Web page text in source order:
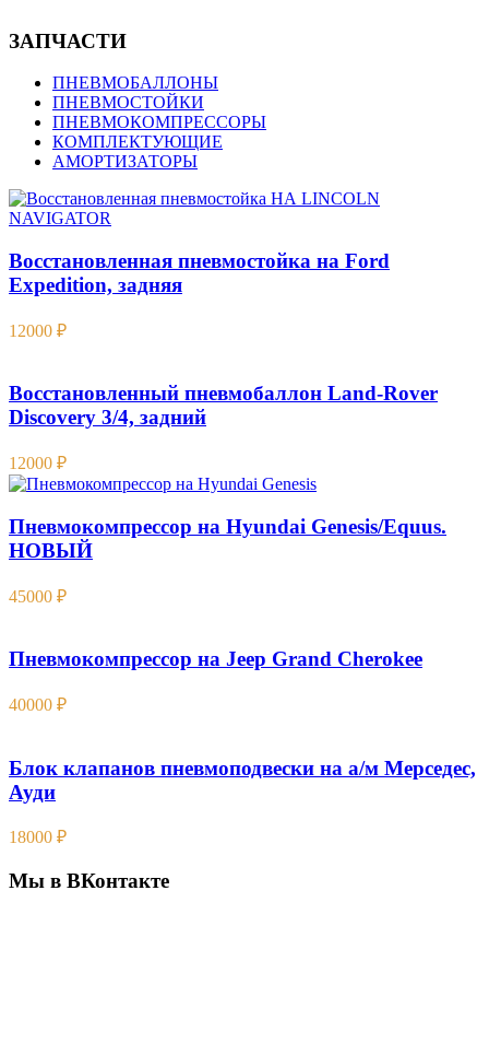
ЗАПЧАСТИ
ПНЕВМОБАЛЛОНЫ
ПНЕВМОСТОЙКИ
ПНЕВМОКОМПРЕССОРЫ
КОМПЛЕКТУЮЩИЕ
АМОРТИЗАТОРЫ
Восстановленная пневмостойка на Ford
Expedition , задняя
12000 ₽
Восстановленный пневмобаллон Land-Rover
Discovery 3/4, задний
12000 ₽
Пневмокомпрессор на Hyundai Genesis/Equus.
НОВЫЙ
45000 ₽
Пневмокомпрессор на Jeep Grand Cherokee
40000 ₽
Блок клапанов пневмоподвески на а/м Мерседес,
Ауди
18000 ₽
Мы в ВКонтакте